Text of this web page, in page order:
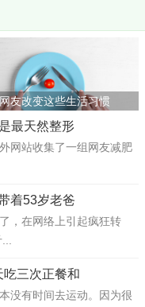
网友改变这些生活习惯
最天然整形
网站收集了一组网友减肥
着53岁老爸
，在网络上引起疯狂转
三次正餐和
没有时间去运动。因为很